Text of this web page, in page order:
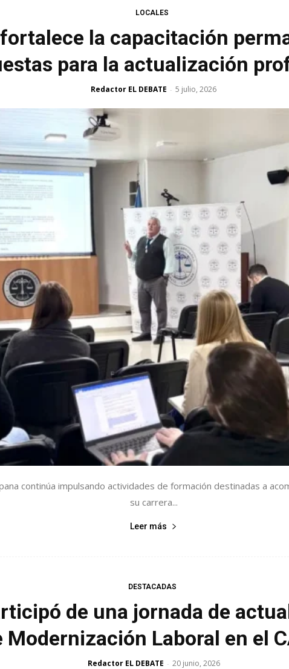
LOCALES
fortalece la capacitación
para la actualización
Redactor EL DEBATE - 5 julio, 2026
continúa impulsando actividades de formación destinadas a
su carrera...
Leer más
DESTACADAS
de una jornada de
Modernización Laboral en el
Redactor EL DEBATE - 20 junio, 2026